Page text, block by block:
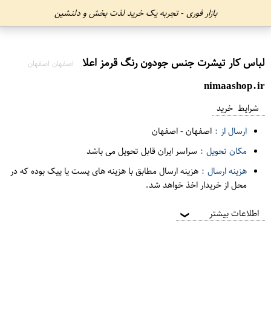
بازار فوری - تجربه یک خرید لذت بخش و دلنشین
لباس کار تیشرت جنس جودون رنگ قرمز اعلا اصفهان اصفهان
nimaashop.ir
شرایط خرید
ارسال از : اصفهان-اصفهان
مکان تحویل : سراسر ایران قابل تحویل می باشد
هزینه ارسال : هزینه ارسال مطابق با هزینه های پست یا پیک بوده که در
محل از خریدار اخذ خواهد شد.
اطلاعات بیشتر ❯